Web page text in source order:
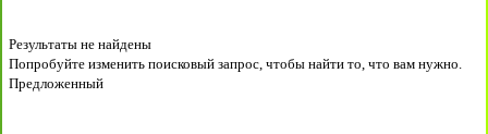
Результаты не найдены
Попробуйте изменить поисковый запрос, чтобы найти то, что вам нужно.
Предложенный